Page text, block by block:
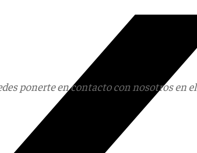
ponerte en contacto con nosotros en el